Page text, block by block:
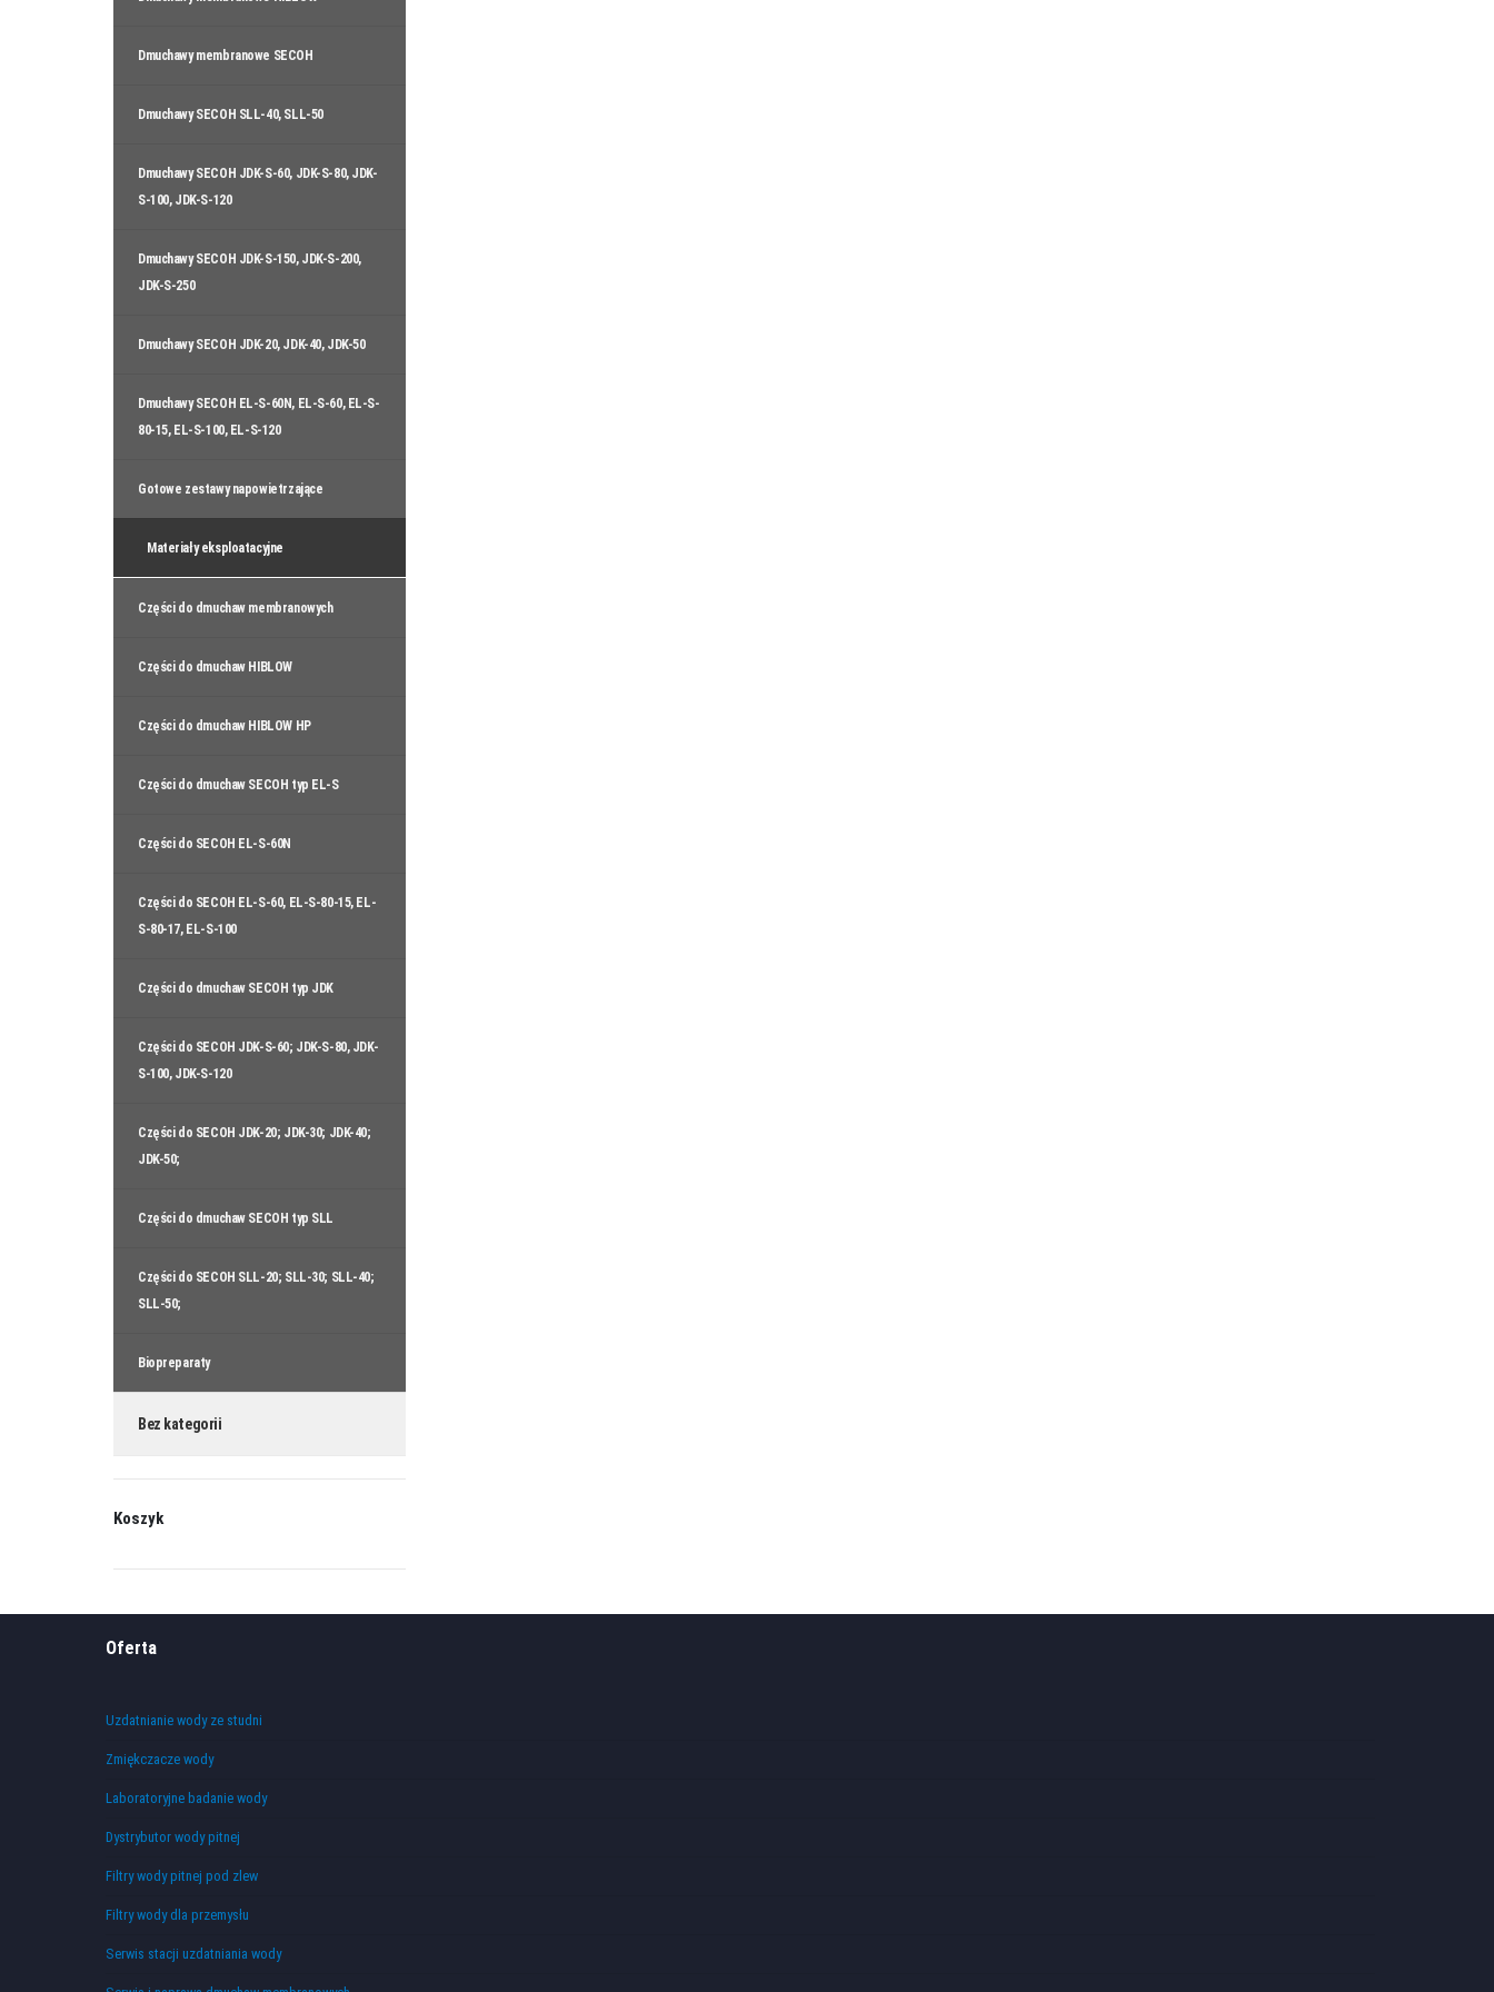
Dmuchawy membranowe SECOH
Dmuchawy SECOH SLL-40, SLL-50
Dmuchawy SECOH JDK-S-60, JDK-S-80, JDK-
S-100, JDK-S-120
Dmuchawy SECOH JDK-S-150, JDK-S-200,
JDK-S-250
Dmuchawy SECOH JDK-20, JDK-40, JDK-50
Dmuchawy SECOH EL-S-60N, EL-S-60, EL-S-
80-15, EL-S-100, EL-S-120
Gotowe zestawy napowietrzające
Materiały eksploatacyjne
Części do dmuchaw membranowych
Części do dmuchaw HIBLOW
Części do dmuchaw HIBLOW HP
Części do dmuchaw SECOH typ EL-S
Części do SECOH EL-S-60N
Części do SECOH EL-S-60, EL-S-80-15, EL-
S-80-17, EL-S-100
Części do dmuchaw SECOH typ JDK
Części do SECOH JDK-S-60; JDK-S-80, JDK-
S-100, JDK-S-120
Części do SECOH JDK-20; JDK-30; JDK-40;
JDK-50;
Części do dmuchaw SECOH typ SLL
Części do SECOH SLL-20; SLL-30; SLL-40;
SLL-50;
Biopreparaty
Bez kategorii
Koszyk
Oferta
Uzdatnianie wody ze studni
Zmiękczacze wody
Laboratoryjne badanie wody
Dystrybutor wody pitnej
Filtry wody pitnej pod zlew
Filtry wody dla przemysłu
Serwis stacji uzdatniania wody